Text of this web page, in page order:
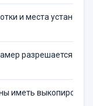
и места
разрешается
иметь выкопировки